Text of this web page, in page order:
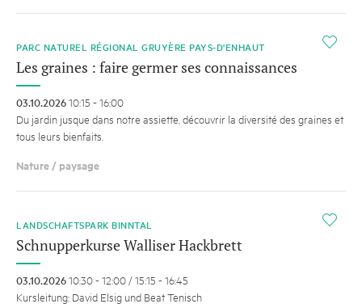
i
PARC NATUREL RÉGIONAL GRUYÈRE PAYS-D'ENHAUT
Les graines : faire germer ses connaissances
03.10.202610:15 - 16:00
Du jardin jusque dans notre assiette, découvrir la diversité des graines et
tous leurs bienfaits.
Nature / paysage
i
LANDSCHAFTSPARK BINNTAL
Schnupperkurse Walliser Hackbrett
03.10.202610:30 - 12:00 / 15:15 - 16:45
Kursleitung: David Elsig und Beat Tenisch